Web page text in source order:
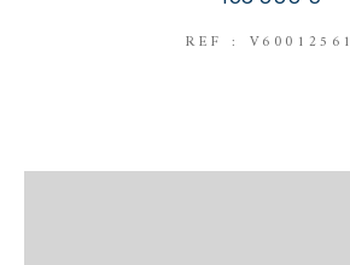
REF : V60012561